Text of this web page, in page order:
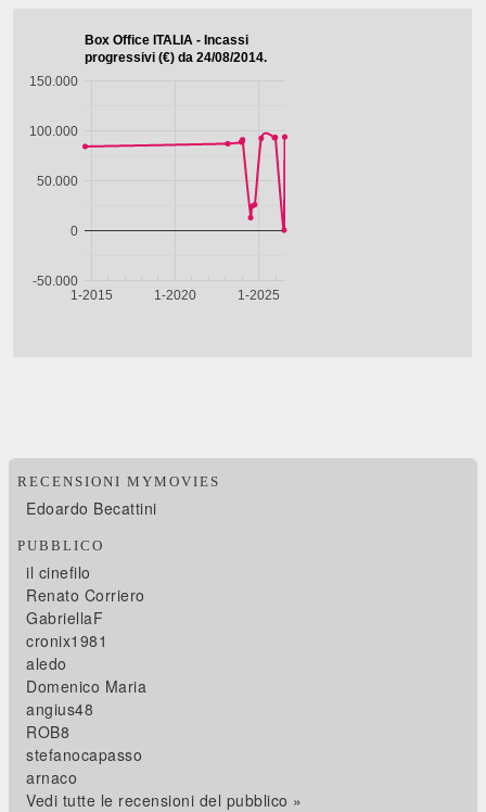
RECENSIONI MYMOVIES
Edoardo Becattini
PUBBLICO
il cinefilo
Renato Corriero
GabriellaF
cronix1981
aledo
Domenico Maria
angius48
ROB8
stefanocapasso
arnaco
Vedi tutte le recensioni del pubblico »